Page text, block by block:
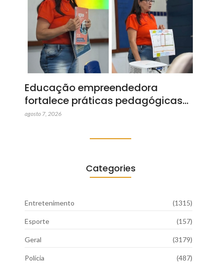
Educação empreendedora
fortalece práticas pedagógicas…
agosto 7, 2026
Categories
Entretenimento (1315)
Esporte (157)
Geral (3179)
Polícia (487)